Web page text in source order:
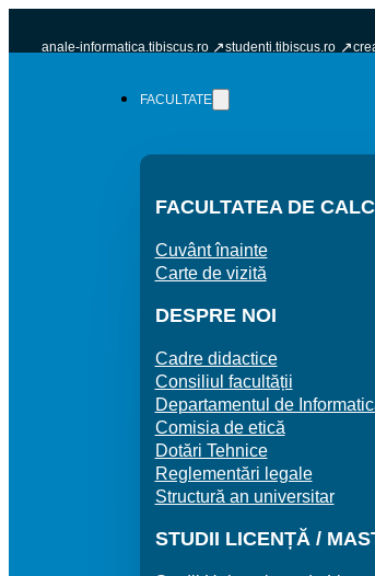
anale-informatica.tibiscus.ro
studenti.tibiscus.ro
FACULTATE
FACULTATEA DE
Cuvânt înainte
Carte de vizită
DESPRE NOI
Cadre didactice
Consiliul facultății
Departamentul de
Comisia de etică
Dotări Tehnice
Reglementări legale
Structură an universitar
STUDII LICENȚĂ /